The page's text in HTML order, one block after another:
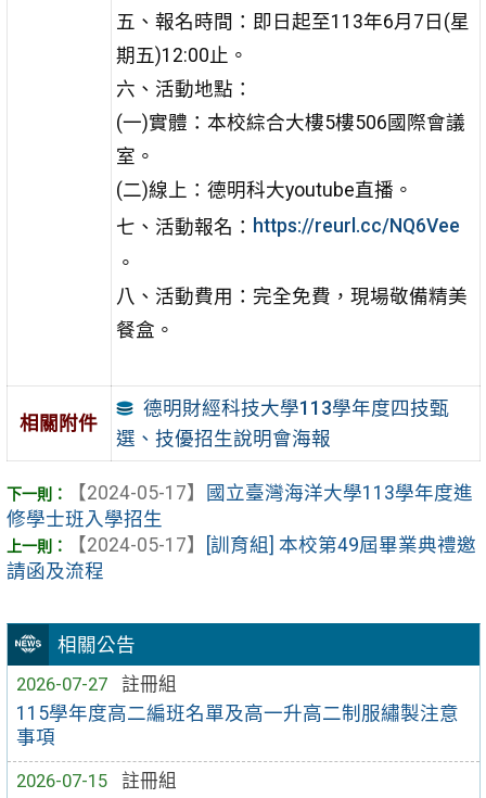
相關公告
2026-07-27
註冊組
115學年度高二編班名單及高一升高二制服繡製注意
事項
2026-07-15
註冊組
五、報名時間：即日起至113年6月7日(星
期五)12:00止。
六、活動地點：
(一)實體：本校綜合大樓5樓506國際會議
室。
(二)線上：德明科大youtube直播。
七、活動報名： https://reurl.cc/NQ6Vee
。
八、活動費用：完全免費，現場敬備精美
餐盒。
相關附件
德明財經科技大學113學年度四技甄
選、技優招生說明會海報
【2024-05-17】
國立臺灣海洋大學113學年度進
修學士班入學招生
【2024-05-17】
[訓育組] 本校第49屆畢業典禮邀
請函及流程